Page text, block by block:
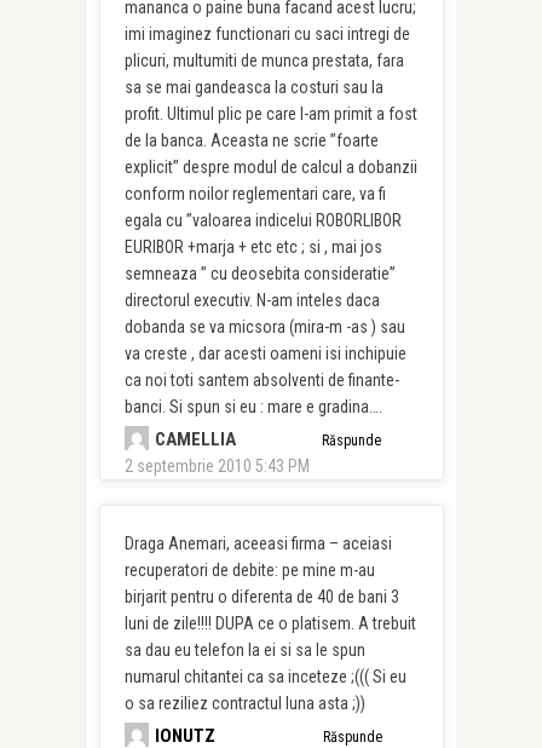
mananca o paine buna facand acest lucru;
imi imaginez functionari cu saci intregi de
plicuri, multumiti de munca prestata, fara
sa se mai gandeasca la costuri sau la
profit. Ultimul plic pe care l-am primit a fost
de la banca. Aceasta ne scrie ”foarte
explicit” despre modul de calcul a dobanzii
conform noilor reglementari care, va fi
egala cu ”valoarea indicelui ROBORLIBOR
EURIBOR +marja + etc etc ; si , mai jos
semneaza ” cu deosebita consideratie”
directorul executiv. N-am inteles daca
dobanda se va micsora (mira-m -as ) sau
va creste , dar acesti oameni isi inchipuie
ca noi toti santem absolventi de finante-
banci. Si spun si eu : mare e gradina….
CAMELLIA
2 septembrie 2010 5:43 PM
Răspunde
Draga Anemari, aceeasi firma – aceiasi
recuperatori de debite: pe mine m-au
birjarit pentru o diferenta de 40 de bani 3
luni de zile!!!! DUPA ce o platisem. A trebuit
sa dau eu telefon la ei si sa le spun
numarul chitantei ca sa inceteze ;((( Si eu
o sa reziliez contractul luna asta ;))
IONUTZ Răspunde